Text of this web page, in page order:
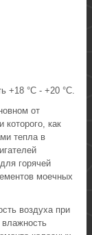
+18 °С - +20 °С.
от
которого, как
тепла в
горячей
моечных
воздуха при